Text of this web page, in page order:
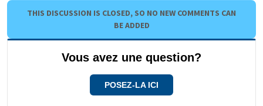
THIS DISCUSSION IS CLOSED, SO NO NEW COMMENTS CAN
BE ADDED
Vous avez une question?
POSEZ-LA ICI